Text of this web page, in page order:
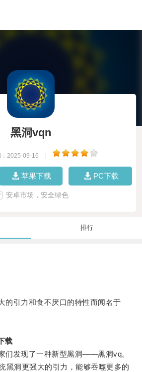
黑洞vqn
：2025-09-16
苹果下载 PC下载
安卓市场，安全绿色
排行
引力和食不厌口的特性而闻名于
载
发现了一种新型黑洞——黑洞vq。
洞更强大的引力，能够吞噬更多的